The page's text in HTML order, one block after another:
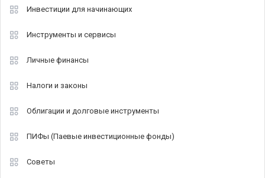
Инвестиции для начинающих
Инструменты и сервисы
Личные финансы
Налоги и законы
Облигации и долговые инструменты
ПИФы (Паевые инвестиционные фонды)
Советы